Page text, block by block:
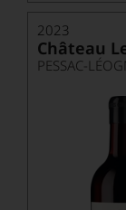
2023
Château
PESSAC-